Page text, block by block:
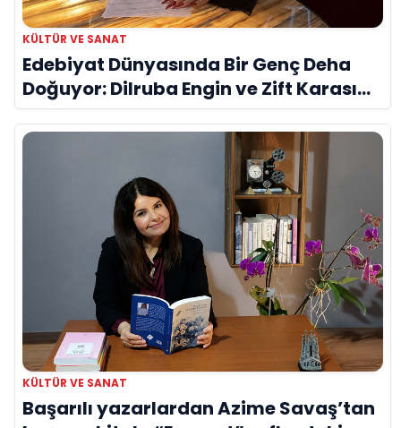
KÜLTÜR VE SANAT
Edebiyat Dünyasında Bir Genç Deha
Doğuyor: Dilruba Engin ve Zift Karası
Evreni ‘AVENOİR’
KÜLTÜR VE SANAT
Başarılı yazarlardan Azime Savaş’tan